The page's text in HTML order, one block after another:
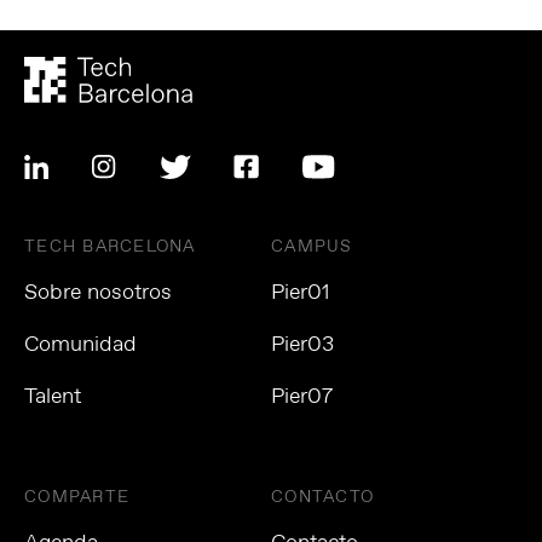
TECH BARCELONA
Sobre nosotros
Comunidad
Talent
CAMPUS
Pier01
Pier03
Pier07
COMPARTE CONTACTO